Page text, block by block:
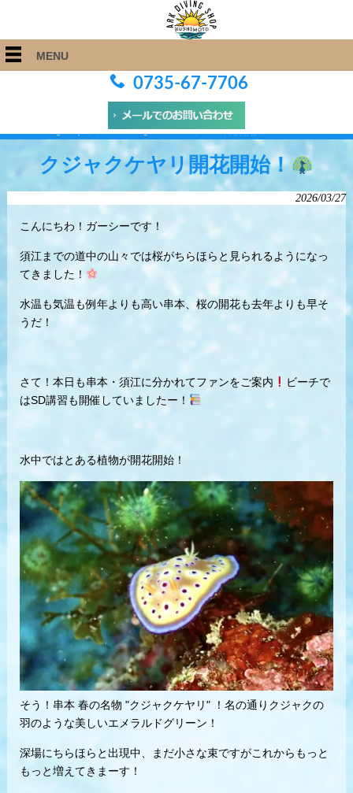
MENU
0735-67-7706
ARK Diving Shop 串本店 > Blog > クジャクケヤリ開花開始！
クジャクケヤリ開花開始！
2026/03/27
こんにちわ！ガーシーです！
須江までの道中の山々では桜がちらほらと見られるようになっ
てきました！
水温も気温も例年よりも高い串本、桜の開花も去年よりも早そ
うだ！
さて！本日も串本・須江に分かれてファンをご案内
ビーチで
はSD講習も開催していましたー！
水中ではとある植物が開花開始！
そう！串本 春の名物 "クジャクケヤリ" ！名の通りクジャクの
羽のような美しいエメラルドグリーン！
深場にちらほらと出現中、まだ小さな束ですがこれからもっと
もっと増えてきまーす！